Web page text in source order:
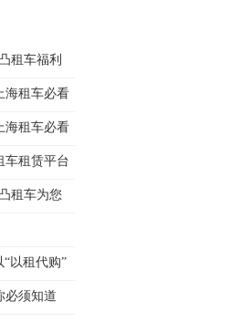
租车福利
海租车必看
海租车必看
车租赁平台
租车为您
以租代购”
必须知道